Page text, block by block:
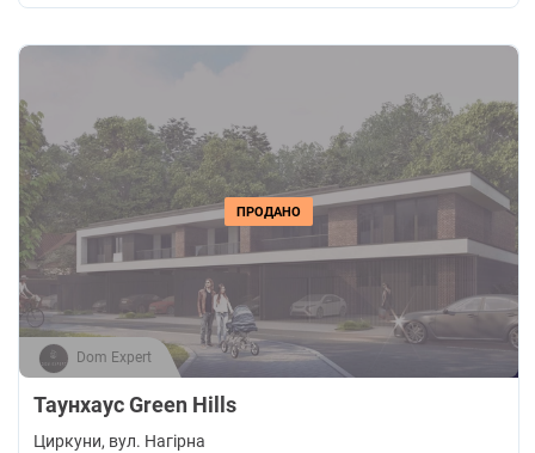
ПРОДАНО
Dom Expert
Таунхаус Green Hills
Циркуни, вул. Нагірна